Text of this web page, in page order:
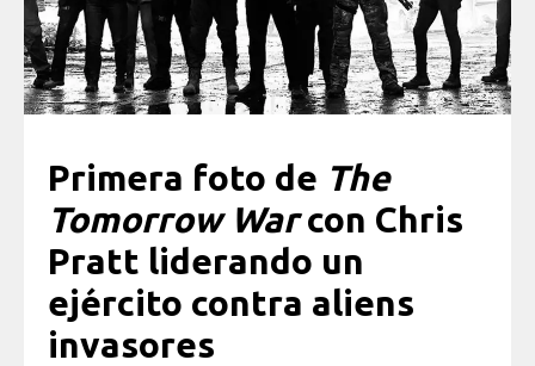
Primera foto de The
Tomorrow Warcon Chris
Pratt liderando un
ejército contra aliens
invasores